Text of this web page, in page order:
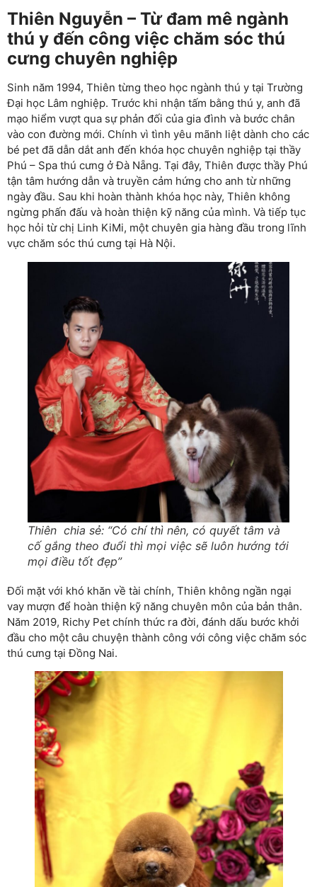
Thiên Nguyễn – Từ đam mê ngành
thú y đến công việc chăm sóc thú
cưng chuyên nghiệp
Sinh năm 1994, Thiên từng theo học ngành thú y tại Trường
Đại học Lâm nghiệp. Trước khi nhận tấm bằng thú y, anh đã
mạo hiểm vượt qua sự phản đối của gia đình và bước chân
vào con đường mới. Chính vì tình yêu mãnh liệt dành cho các
bé pet đã dẫn dắt anh đến khóa học chuyên nghiệp tại thầy
Phú – Spa thú cưng ở Đà Nẵng. Tại đây, Thiên được thầy Phú
tận tâm hướng dẫn và truyền cảm hứng cho anh từ những
ngày đầu. Sau khi hoàn thành khóa học này, Thiên không
ngừng phấn đấu và hoàn thiện kỹ năng của mình. Và tiếp tục
học hỏi từ chị Linh KiMi, một chuyên gia hàng đầu trong lĩnh
vực chăm sóc thú cưng tại Hà Nội.
Thiên chia sẻ: “Có chí thì nên, có quyết tâm và
cố gắng theo đuổi thì mọi việc sẽ luôn hướng tới
mọi điều tốt đẹp”
Đối mặt với khó khăn về tài chính, Thiên không ngần ngại
vay mượn để hoàn thiện kỹ năng chuyên môn của bản thân.
Năm 2019, Richy Pet chính thức ra đời, đánh dấu bước khởi
đầu cho một câu chuyện thành công với công việc chăm sóc
thú cưng tại Đồng Nai.